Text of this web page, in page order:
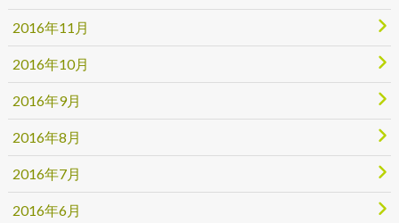
2016年11月
2016年10月
2016年9月
2016年8月
2016年7月
2016年6月